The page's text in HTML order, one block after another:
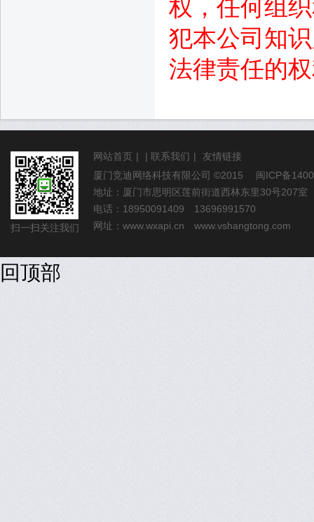
权，任何组
犯本公司知
法律责任的
扫一扫关注我们
网站首页 | | 联系我们 |
友情链接
厦门竞迪网络科技有限公司 ©2015 闽ICP备
地址：厦门市思明区莲前街道西林东里30号207室
电话：18950091409 13696991570
网址： www.wxapi.cn www.vshangtong.com
回顶部